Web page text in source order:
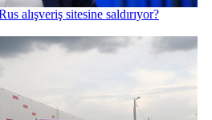
alışveriş sitesine saldırıyor?